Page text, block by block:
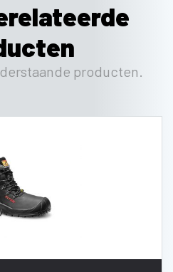
producten.